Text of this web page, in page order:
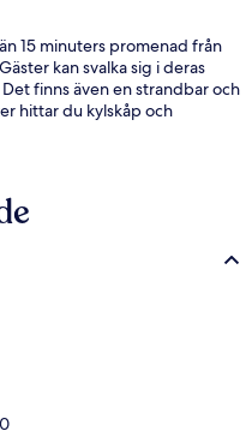
15 minuters promenad från
kan svalka sig i deras
finns även en strandbar och
hittar du kylskåp och